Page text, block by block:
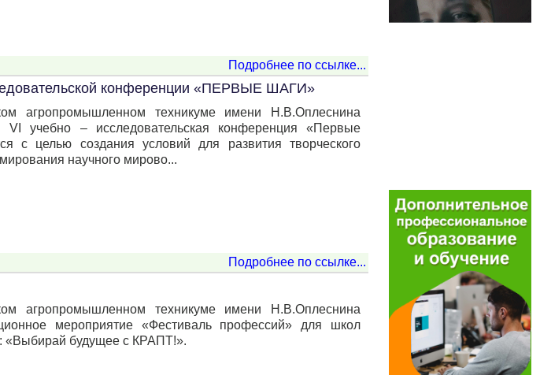
Подробнее по ссылке...
конференции «ПЕРВЫЕ ШАГИ»
агропромышленном техникуме имени Н.В.Оплеснина
VI учебно – исследовательская конференция «Первые
с целью создания условий для развития творческого
научного мирово...
Подробнее по ссылке...
агропромышленном техникуме имени Н.В.Оплеснина
мероприятие «Фестиваль профессий» для школ
«Выбирай будущее с КРАПТ!».